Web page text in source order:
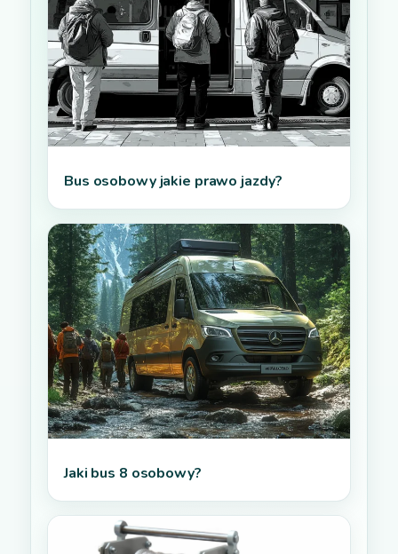
Bus osobowy jakie prawo jazdy?
Jaki bus 8 osobowy?